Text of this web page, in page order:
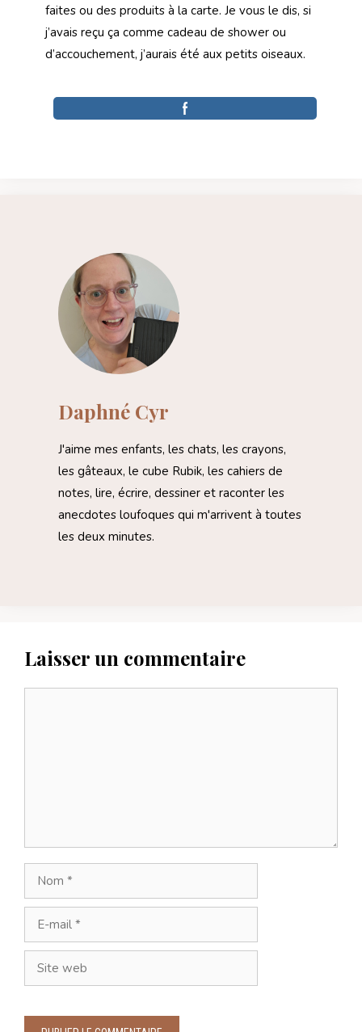
faites ou des produits à la carte. Je vous le dis, si
j’avais reçu ça comme cadeau de shower ou
d’accouchement, j’aurais été aux petits oiseaux.
Daphné Cyr
J'aime mes enfants, les chats, les crayons,
les gâteaux, le cube Rubik, les cahiers de
notes, lire, écrire, dessiner et raconter les
anecdotes loufoques qui m'arrivent à toutes
les deux minutes.
Laisser un commentaire
Nom
mail
Site
web